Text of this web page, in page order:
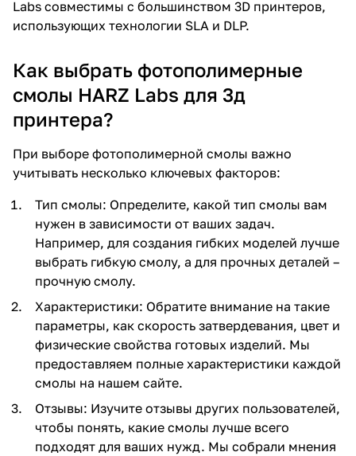
Labs совместимы с большинством 3D принтеров,
использующих технологии SLA и DLP.
Как выбрать фотополимерные
смолы HARZ Labs для 3д
принтера?
При выборе фотополимерной смолы важно
учитывать несколько ключевых факторов:
Тип смолы: Определите, какой тип смолы вам
нужен в зависимости от ваших задач.
Например, для создания гибких моделей лучше
выбрать гибкую смолу, а для прочных деталей –
прочную смолу.
Характеристики: Обратите внимание на такие
параметры, как скорость затвердевания, цвет и
физические свойства готовых изделий. Мы
предоставляем полные характеристики каждой
смолы на нашем сайте.
Отзывы: Изучите отзывы других пользователей,
чтобы понять, какие смолы лучше всего
подходят для ваших нужд. Мы собрали мнения